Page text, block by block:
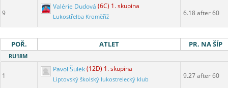
9
Valérie Dudová (6C) 1. skupina
Lukostřelba Kroměříž 6.18 after 60
POŘ. ATLET PR. NA ŠÍP
RU18M
1
Pavol Šulek(12D) 1. skupina
Liptovský školský lukostrelecký klub 9.27 after 60